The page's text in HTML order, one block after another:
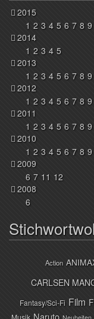
2015
1 2 3 4 5 6 7 8 9
2014
1 2 3 4 5
2013
1 2 3 4 5 6 7 8 9
2012
1 2 3 4 5 6 7 8 9
2011
1 2 3 4 5 6 7 8 9
2010
1 2 3 4 5 6 7 8 9
2009
6 7 11 12
2008
6
Action
CARLSEN
Fantasy/Sci-Fi Film
Naruto